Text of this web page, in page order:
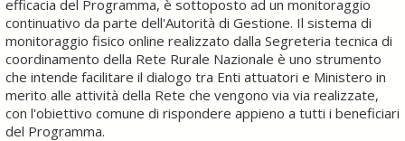
efficacia del Programma, è sottoposto ad un monitoraggio
continuativo da parte dell'Autorità di Gestione. Il sistema di
monitoraggio fisico online realizzato dalla Segreteria tecnica di
coordinamento della Rete Rurale Nazionale è uno strumento
che intende facilitare il dialogo tra Enti attuatori e Ministero in
merito alle attività della Rete che vengono via via realizzate,
con l'obiettivo comune di rispondere appieno a tutti i beneficiari
del Programma.